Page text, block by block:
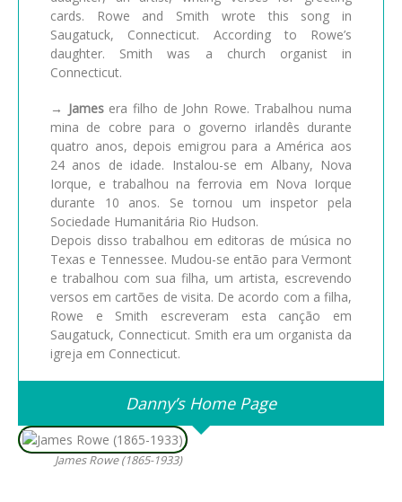
cards. Rowe and Smith wrote this song in
Saugatuck, Connecticut. According to Rowe’s
daughter. Smith was a church organist in
Connecticut.
→ Jamesera filho de John Rowe. Trabalhou numa
mina de cobre para o governo irlandês durante
quatro anos, depois emigrou para a América aos
24 anos de idade. Instalou-se em Albany, Nova
Iorque, e trabalhou na ferrovia em Nova Iorque
durante 10 anos. Se tornou um inspetor pela
Sociedade Humanitária Rio Hudson.
Depois disso trabalhou em editoras de música no
Texas e Tennessee. Mudou-se então para Vermont
e trabalhou com sua filha, um artista, escrevendo
versos em cartões de visita. De acordo com a filha,
Rowe e Smith escreveram esta canção em
Saugatuck, Connecticut. Smith era um organista da
igreja em Connecticut.
Danny’s Home Page
James Rowe (1865-1933)